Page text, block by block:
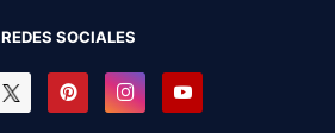
REDES SOCIALES